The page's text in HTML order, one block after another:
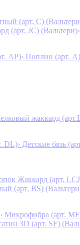
(арт. С)
(арт. JC) (Вальтери)
AP)› Поплин (арт.
жаккард
DL)› Детские бязь
Жаккард (арт.
(арт. BS)
› Микрофибра (арт.
3D (арт. SF)